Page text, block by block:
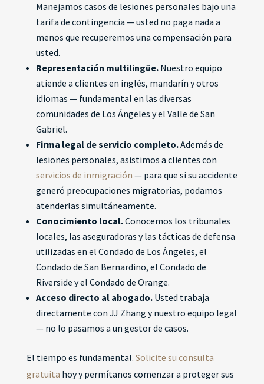
Manejamos casos de lesiones personales bajo una
tarifa de contingencia — usted no paga nada a
menos que recuperemos una compensación para
usted.
Representación multilingüe.Nuestro equipo
atiende a clientes en inglés, mandarín y otros
idiomas — fundamental en las diversas
comunidades de Los Ángeles y el Valle de San
Gabriel.
Firma legal de servicio completo.Además de
lesiones personales, asistimos a clientes con
servicios de inmigración — para que si su accidente
generó preocupaciones migratorias, podamos
atenderlas simultáneamente.
Conocimiento local.Conocemos los tribunales
locales, las aseguradoras y las tácticas de defensa
utilizadas en el Condado de Los Ángeles, el
Condado de San Bernardino, el Condado de
Riverside y el Condado de Orange.
Acceso directo al abogado.Usted trabaja
directamente con JJ Zhang y nuestro equipo legal
— no lo pasamos a un gestor de casos.
El tiempo es fundamental. Solicite su consulta
gratuita hoy y permítanos comenzar a proteger sus